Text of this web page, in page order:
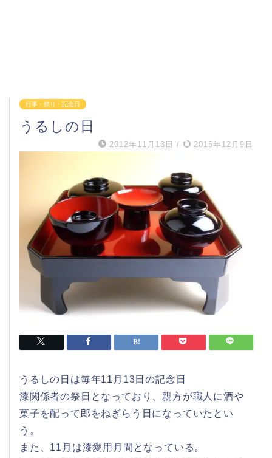
行事・祭り・記念日
うるしの日
2012年11月13日 / 2015年12月9日
うるしの日は毎年11月13日の記念日
漆関係者の祭日となっており、親方が職人に酒や
菓子を配って郎をねぎらう日になっていたとい
う。
また、11月は漆愛用月間となっている。